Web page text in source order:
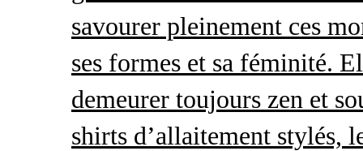
savourer pleinement ces
ses formes et sa féminité.
demeurer toujours zen et
shirts d’allaitement stylés,